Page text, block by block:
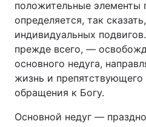
положительные элементы
определяется, так
индивидуальных
прежде всего, —
основного недуга,
жизнь и препятствующего
обращения к Богу.
Основной недуг —